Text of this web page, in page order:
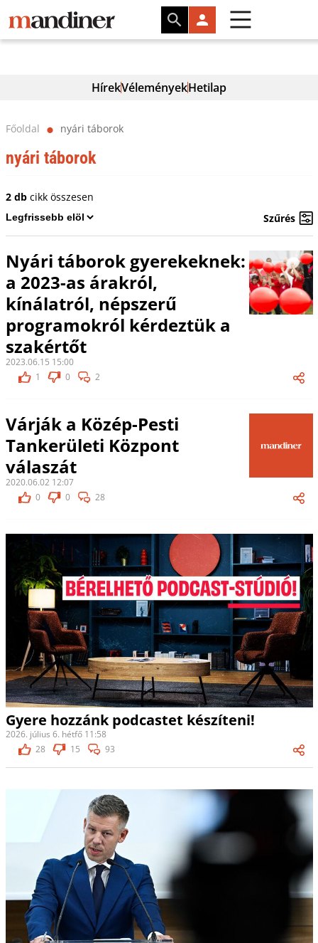
HírekVéleményekHetilap
Főoldal ⬤ nyári táborok
nyári táborok
2 dbcikk összesen
Szűrés
Nyári táborok gyerekeknek:
a 2023-as árakról,
kínálatról, népszerű
programokról kérdeztük a
szakértőt
2023.06.15 15:00
1
0 2
Várják a Közép-Pesti
Tankerületi Központ
válaszát
2020.06.02 12:07
0
0 28
Gyere hozzánk podcastet készíteni!
2026. július 6. hétfő 11:58
28
15 93